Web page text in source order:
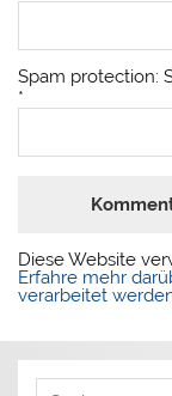
Spam protection:
*
Diese Website
Erfahre mehr
verarbeitet